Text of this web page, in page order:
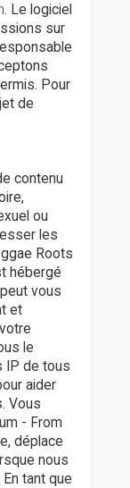
. Le logiciel
sur
Pour
de
contenu
ou
les
Roots
hébergé
vous
et
le
IP de tous
aider
Vous
- From
déplace
nous
tant que